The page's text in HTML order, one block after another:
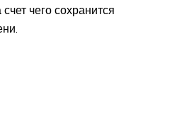
чего сохранится